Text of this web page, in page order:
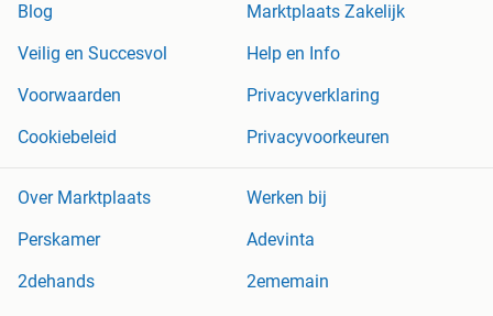
Blog
Marktplaats Zakelijk
Veilig en Succesvol
Help en Info
Voorwaarden
Privacyverklaring
Cookiebeleid
Privacyvoorkeuren
Over Marktplaats
Werken bij
Perskamer
Adevinta
2dehands
2ememain